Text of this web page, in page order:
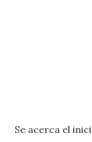
Se acerca el